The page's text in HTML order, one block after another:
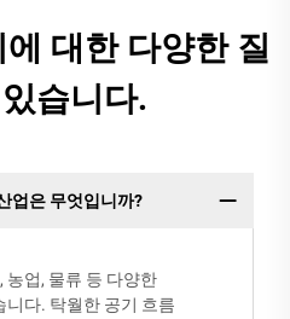
대한 다양한 질
습니다.
업은 무엇입니까?
농업, 물류 등 다양한
니다. 탁월한 공기 흐름